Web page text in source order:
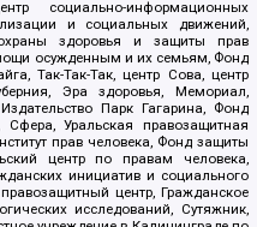
социально-информационных
и социальных движений,
здоровья и защиты прав
осужденным и их семьям, Фонд
Так-Так-Так, центр Сова, центр
Эра здоровья, Мемориал,
Парк Гагарина, Фонд
Уральская правозащитная
прав человека, Фонд защиты
центр по правам человека,
инициатив и социального
центр, Гражданское
исследований, Сутяжник,